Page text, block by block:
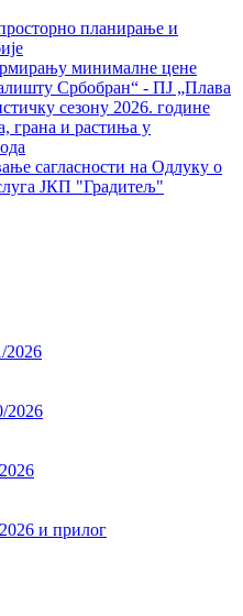
планирање и
минималне цене
Србобран“ - ПЈ „Плава
сезону 2026. године
грана и растиња у
сагласности на Одлуку o
ЈКП "Градитељ"
2026
2026
и прилог